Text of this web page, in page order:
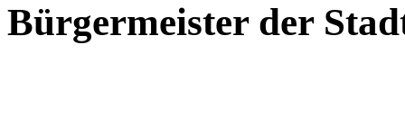
Bürgermeister der